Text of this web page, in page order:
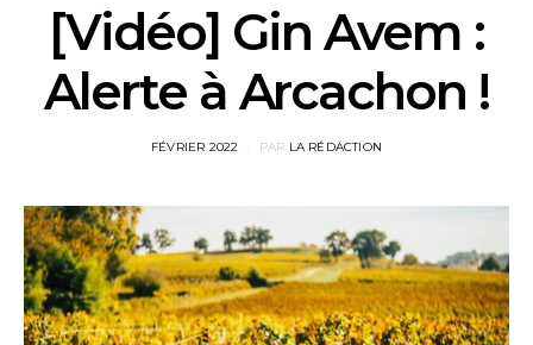
[Vidéo] Gin Avem :
Alerte à Arcachon !
POSTED
FÉVRIER 2022 PAR LA RÉDACTION